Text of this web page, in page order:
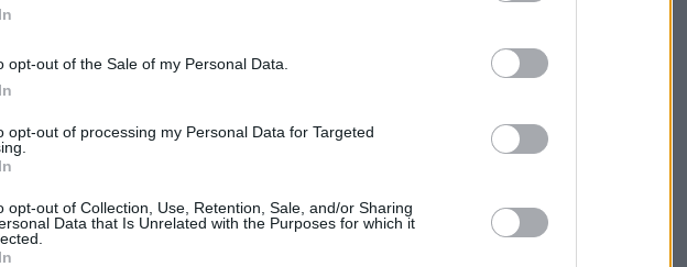
opt-out of the Sale of my Personal Data.
opt-out of processing my Personal Data for Targeted
opt-out of Collection, Use, Retention, Sale, and/or Sharing
Data that Is Unrelated with the Purposes for which it
Λέκκας για τη λειψυδρία:
εύκολη λύση η αφαλάτωση,
τεράστια προβλήματα
ΟΑΣΠ υπογραμμίζει την ανάγκη άμεσου
συντονισμένης αξιοποίησης υπόγειων υδροφορέων
με σοβαρές ελλείψεις τα επόμενα χρόνια